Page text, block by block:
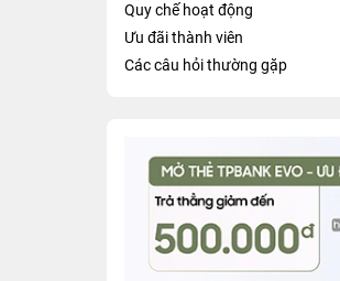
Quy chế hoạt động
Ưu đãi thành viên
Các câu hỏi thường gặp